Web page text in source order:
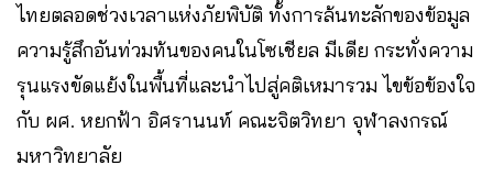
ไทยตลอดช่วงเวลาแห่งภัยพิบัติ ทั้งการล้นทะลักของข้อมูล
ความรู้สึกอันท่วมท้นของคนในโซเชียล มีเดีย กระทั่งความ
รุนแรงขัดแย้งในพื้นที่และนำไปสู่คติเหมารวม ไขข้อข้องใจ
กับ ผศ. หยกฟ้า อิศรานนท์ คณะจิตวิทยา จุฬาลงกรณ์
มหาวิทยาลัย